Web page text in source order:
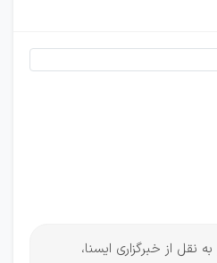
نقل از خبرگزاری ایسنا،